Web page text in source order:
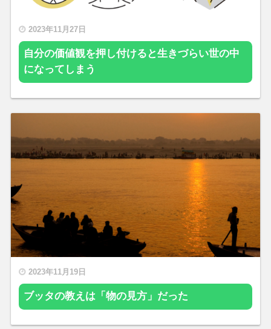
2023年11月27日
自分の価値観を押し付けると生きづらい世の中
になってしまう
2023年11月19日
ブッタの教えは「物の見方」だった